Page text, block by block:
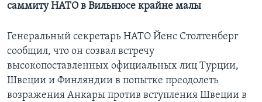
саммиту НАТО в Вильнюсе крайне малы
Генеральный секретарь НАТО Йенс Столтенберг
сообщил, что он созвал встречу
высокопоставленных официальных лиц Турции,
Швеции и Финляндии в попытке преодолеть
возражения Анкары против вступления Швеции в